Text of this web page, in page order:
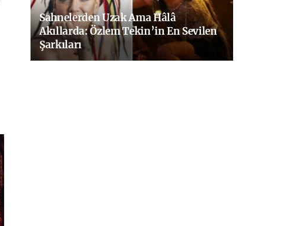
Sahnelerden Uzak Ama Hâlâ
Akıllarda: Özlem Tekin’in En Sevilen
Şarkıları